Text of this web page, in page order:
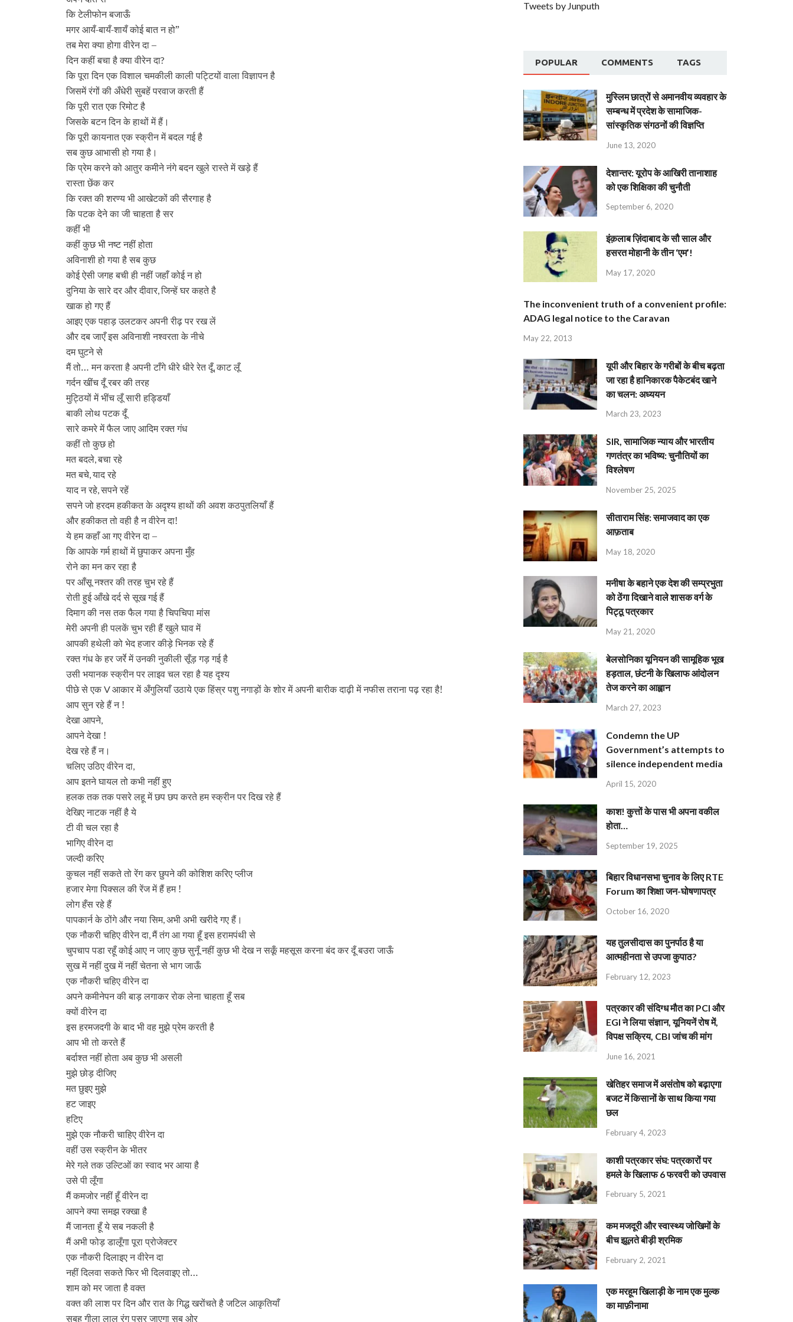
कि टेलीफोन बजाऊँ
मगर आयँ-बायँ-शायँ कोई बात न हो”
तब मेरा क्या होगा वीरेन दा –
दिन कहीं बचा है क्या वीरेन दा?
कि पूरा दिन एक विशाल चमकीली काली पट्टियों वाला विज्ञापन है
जिसमें रंगों की अँधेरी सुबहें परवाज करती हैं
कि पूरी रात एक रिमोट है
जिसके बटन दिन के हाथों में हैं।
कि पूरी कायनात एक स्क्रीन में बदल गई है
सब कुछ आभासी हो गया है।
कि प्रेम करने को आतुर कमीने नंगे बदन खुले रास्ते में खड़े हैं
रास्ता छेंक कर
कि रक्त की शरण्य भी आखेटकों की सैरगाह है
कि पटक देने का जी चाहता है सर
कहीं भी
कहीं कुछ भी नष्ट नहीं होता
अविनाशी हो गया है सब कुछ
कोई ऐसी जगह बची ही नहीं जहाँ कोई न हो
दुनिया के सारे दर और दीवार,जिन्हें घर कहते है
खाक हो गए हैं
आइए एक पहाड़ उलटकर अपनी रीढ़ पर रख लें
और दब जाएँ इस अविनाशी नश्वरता के नीचे
दम घुटने से
मैं तो… मन करता है अपनी टाँगे धीरे धीरे रेत दूँ,काट लूँ
गर्दन खींच दूँ रबर की तरह
मुट्ठियों में भींच लूँ सारी हड्डियाँ
बाकी लोथ पटक दूँ
सारे कमरे में फैल जाए आदिम रक्त गंध
कहीं तो कुछ हो
मत बदले,बचा रहे
मत बचे,याद रहे
याद न रहे,सपने रहें
सपने जो हरदम हकीकत के अदृश्य हाथों की अवश कठपुतलियाँ हैं
और हकीकत तो वही है न वीरेन दा!
ये हम कहाँ आ गए वीरेन दा –
कि आपके गर्म हाथों में छुपाकर अपना मुँह
रोने का मन कर रहा है
पर आँसू नश्तर की तरह चुभ रहे हैं
रोती हुई आँखे दर्द से सूख गई हैं
दिमाग की नस तक फैल गया है चिपचिपा मांस
मेरी अपनी ही पलकें चुभ रही हैं खुले घाव में
आपकी हथेली को भेद हजार कीड़े भिनक रहे हैं
रक्त गंध के हर जर्रे में उनकी नुकीली सूँड़ गड़ गई है
उसी भयानक स्क्रीन पर लाइव चल रहा है यह दृश्य
पीछे से एक Vआकार में अँगुलियाँ उठाये एक हिंस्र पशु नगाड़ों के शोर में अपनी बारीक दाढ़ी में नफीस तराना पढ़ रहा है!
आप सुन रहे हैं न !
देखा आपने,
आपने देखा !
देख रहे हैं न।
चलिए उठिए वीरेन दा,
आप इतने घायल तो कभी नहीं हुए
हलक तक तक पसरे लहू में छप छप करते हम स्क्रीन पर दिख रहे हैं
देखिए नाटक नहीं है ये
टी वी चल रहा है
भागिए वीरेन दा
जल्दी करिए
कुचल नहीं सकते तो रेंग कर छुपने की कोशिश करिए प्लीज
हजार मेगा पिक्सल की रेंज में हैं हम !
लोग हँस रहे हैं
पापकार्न के ठोंगे और नया सिम,अभी अभी खरीदे गए हैं।
एक नौकरी चहिए वीरेन दा,मैं तंग आ गया हूँ इस हरामपंथी से
चुपचाप पडा रहूँ कोई आए न जाए कुछ सुनूँ नहीं कुछ भी देख न सकूँ महसूस करना बंद कर दूँ बउरा जाऊँ
सुख में नहीं दुख में नहीं चेतना से भाग जाऊँ
एक नौकरी चहिए वीरेन दा
अपने कमीनेपन की बाड़ लगाकर रोक लेना चाहता हूँ सब
क्यों वीरेन दा
इस हरमजदगी के बाद भी वह मुझे प्रेम करती है
आप भी तो करते हैं
बर्दाश्त नहीं होता अब कुछ भी असली
मुझे छोड़ दीजिए
मत छुइए मुझे
हट जाइए
हटिए
मुझे एक नौकरी चाहिए वीरेन दा
वहीं उस स्क्रीन के भीतर
मेरे गले तक उल्टिओं का स्वाद भर आया है
उसे पी लूँगा
मैं कमजोर नहीं हूँ वीरेन दा
आपने क्या समझ रक्खा है
मैं जानता हूँ ये सब नकली है
मैं अभी फोड़ डालूँगा पूरा प्रोजेक्टर
एक नौकरी दिलाइए न वीरेन दा
नहीं दिलवा सकते फिर भी दिलवाइए तो…
शाम को मर जाता है वक्त
वक्त की लाश पर दिन और रात के गिद्ध खरोंचते है जटिल आकृतियाँ
सुबह गीला लाल रंग पसर जाएगा सब ओर
Tweets by Junputh
POPULAR COMMENTS TAGS
मुस्लिम छात्रों से अमानवीय व्यवहार के
सम्बन्ध में प्रदेश के सामाजिक-
सांस्कृतिक संगठनों की विज्ञप्ति
June 13, 2020
देशान्‍तर: यूरोप के आखिरी तानाशाह
को एक शिक्षिका की चुनौती
September 6, 2020
इंक़लाब ज़िंदाबाद के सौ साल और
हसरत मोहानी के तीन ‘एम’!
May 17, 2020
The inconvenient truth of a convenient profile:
ADAG legal notice to the Caravan
May 22, 2013
यूपी और बिहार के गरीबों के बीच बढ़ता
जा रहा है हानिकारक पैकेटबंद खाने
का चलन: अध्ययन
March 23, 2023
SIR, सामाजिक न्याय और भारतीय
गणतंत्र का भविष्य: चुनौतियों का
विश्लेषण
November 25, 2025
सीताराम सिंह: समाजवाद का एक
आफ़ताब
May 18, 2020
मनीषा के बहाने एक देश की सम्प्रभुता
को ठेंगा दिखाने वाले शासक वर्ग के
पिट्ठू पत्रकार
May 21, 2020
बेलसोनिका यूनियन की सामूहिक भूख
हड़ताल, छंटनी के खिलाफ आंदोलन
तेज करने का आह्वान
March 27, 2023
Condemn the UP
Government’s attempts to
silence independent media
April 15, 2020
काश! कुत्तों के पास भी अपना वकील
होता…
September 19, 2025
बिहार विधानसभा चुनाव के लिए RTE
Forum का शिक्षा जन-घोषणापत्र
October 16, 2020
यह तुलसीदास का पुनर्पाठ है या
आत्महीनता से उपजा कुपाठ?
February 12, 2023
पत्रकार की संदिग्ध मौत का PCI और
EGI ने लिया संज्ञान, यूनियनें रोष में,
विपक्ष सक्रिय, CBI जांच की मांग
June 16, 2021
खेतिहर समाज में असंतोष को बढ़ाएगा
बजट में किसानों के साथ किया गया
छल
February 4, 2023
काशी पत्रकार संघ: पत्रकारों पर
हमले के खिलाफ 6 फरवरी को उपवास
February 5, 2021
कम मजदूरी और स्वास्थ्य जोखिमों के
बीच झूलते बीड़ी श्रमिक
February 2, 2021
एक मरहूम खिलाड़ी के नाम एक मुल्क
का माफ़ीनामा